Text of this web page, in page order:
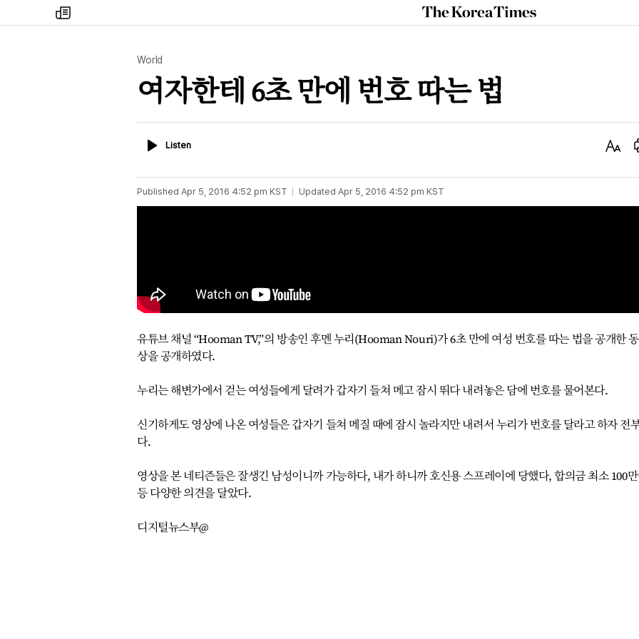
my
times
The
Korea
World
여자한테 6초 만에 번호 따는 법
ListenListen
Text
Published Apr 5, 2016 4:52 pm KST Updated Apr 5, 2016 4:52 pm KST
유튜브 채널 “Hooman TV,”의 방송인 후멘 누리(Hooman Nouri)가 6초 만에 여성 번호를 따는 법을 공개한
상을 공개하였다.
누리는 해변가에서 걷는 여성들에게 달려가 갑자기 들쳐 메고 잠시 뛰다 내려놓은 담에 번호를 물어본다.
신기하게도 영상에 나온 여성들은 갑자기 들쳐 메질 때에 잠시 놀라지만 내려서 누리가 번호를 달라고 하자 전
다.
영상을 본 네티즌들은 잘생긴 남성이니까 가능하다, 내가 하니까 호신용 스프레이에 당했다, 합의금 최소 100
등 다양한 의견을 달았다.
디지털뉴스부@